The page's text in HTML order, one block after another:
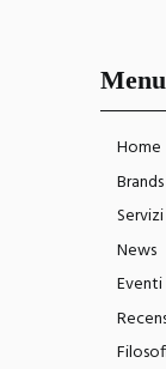
Menu
Home
Brands
Servizi
News
Eventi